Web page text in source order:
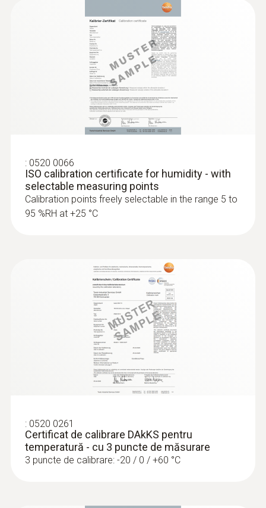
: 0520 0066
ISO calibration certificate for humidity - with
selectable measuring points
Calibration points freely selectable in the range 5 to
95 %RH at +25 °C
: 0520 0261
Certificat de calibrare DAkKS pentru
temperatură - cu 3 puncte de măsurare
3 puncte de calibrare: -20 / 0 / +60 °C